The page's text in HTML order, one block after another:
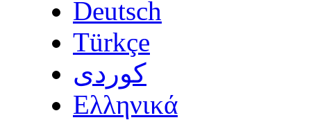
Deutsch
Türkçe
كوردى
Ελληνικά